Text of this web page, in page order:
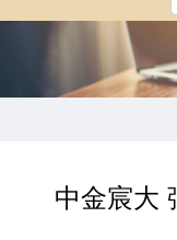
中金宸大